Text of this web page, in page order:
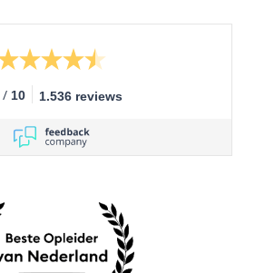
/ 10 1.536 reviews